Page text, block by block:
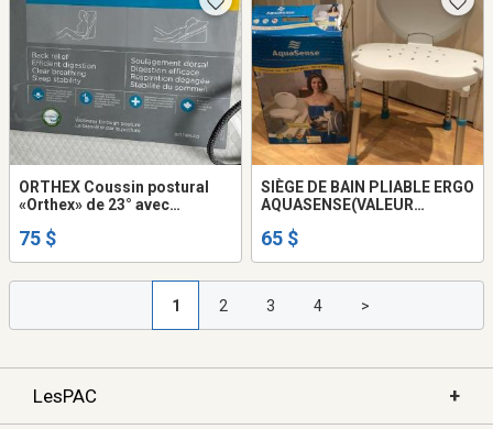
ORTHEX Coussin postural
«Orthex» de 23° avec
l'apnée, la digestion ... etc.
75 $
SIÈGE DE BAIN PLIABLE ERGO
AQUASENSE(VALEUR
65 $
1 2 3 4 >
LesPAC +